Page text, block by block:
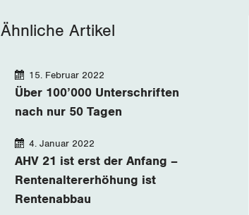
Ähnliche Artikel
Über 100’000 Unterschriften
nach nur 50 Tagen
15. Februar 2022
AHV 21 ist erst der Anfang –
Rentenaltererhöhung ist
Rentenabbau
4. Januar 2022